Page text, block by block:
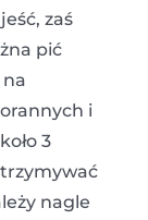
zaś
pić
i
3
nagle